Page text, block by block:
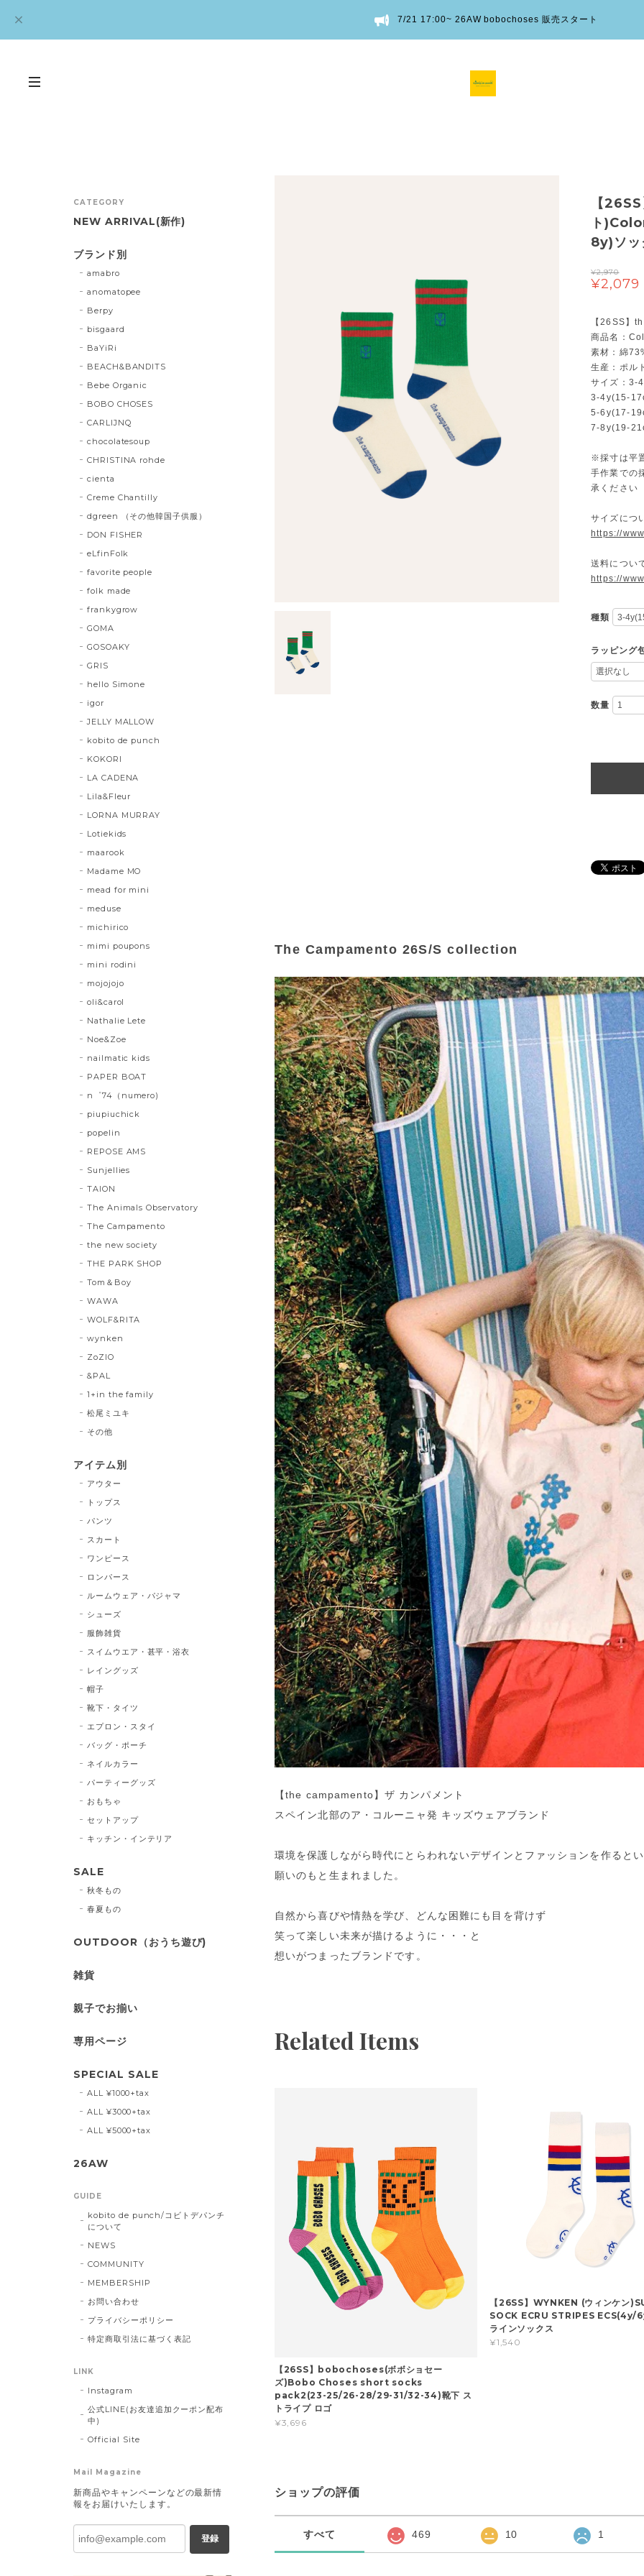
7/21 17:00~ 26AW bobochoses 販売スタート
【
ト
8y)ソッ
¥2,970
¥2,079
【26SS】
商品名：
素材：綿
生産：ポル
サイズ：3-
3-4y(15-
5-6y(17-
7-8y(19-
※採寸は平
手作業での
承ください
サイズにつ
https://
送料につい
https://
種類
ラッピング
数量
The Campamento 26S/S collection
【the campamento】ザ カンパメント
スペイン北部のア・コルーニャ発 キッズウェアブランド
環境を保護しながら時代にとらわれないデザインとファッションを作ると
願いのもと生まれました。
自然から喜びや情熱を学び、どんな困難にも目を背けず
笑って楽しい未来が描けるように・・・と
想いがつまったブランドです。
Related Items
【26SS】bobochoses(ボボショセー
ズ)Bobo Choses short socks
pack2(23-25/26-28/29-31/32-34)靴下 ス
トライプ ロゴ
¥3,696
【26SS】WYNKEN (ウィンケン
SOCK ECRU STRIPES ECS(4y/
ラインソックス
¥1,540
ショップの評価
すべて 469 10 1
CATEGORY
NEW ARRIVAL(新作)
ブランド別
amabro
anomatopee
Berpy
bisgaard
BaYiRi
BEACH&BANDITS
Bebe Organic
BOBO CHOSES
CARLIJNQ
chocolatesoup
CHRISTINA rohde
cienta
Creme Chantilly
dgreen （その他韓国子供服）
DON FISHER
eLfinFolk
favorite people
folk made
frankygrow
GOMA
GOSOAKY
GRIS
hello Simone
igor
JELLY MALLOW
kobito de punch
KOKORI
LA CADENA
Lila&Fleur
LORNA MURRAY
Lotiekids
maarook
Madame MO
mead for mini
meduse
michirico
mimi poupons
mini rodini
mojojojo
oli&carol
Nathalie Lete
Noe&Zoe
nailmatic kids
PAPER BOAT
n゜74（numero)
piupiuchick
popelin
REPOSE AMS
Sunjellies
TAION
The Animals Observatory
The Campamento
the new society
THE PARK SHOP
Tom＆Boy
WAWA
WOLF&RITA
wynken
ZoZIO
&PAL
1+in the family
松尾ミユキ
その他
アイテム別
アウター
トップス
パンツ
スカート
ワンピース
ロンパース
ルームウェア・パジャマ
シューズ
服飾雑貨
スイムウエア・甚平・浴衣
レイングッズ
帽子
靴下・タイツ
エプロン・スタイ
バッグ・ポーチ
ネイルカラー
パーティーグッズ
おもちゃ
セットアップ
キッチン・インテリア
SALE
秋冬もの
春夏もの
OUTDOOR（おうち遊び)
雑貨
親子でお揃い
専用ページ
SPECIAL SALE
ALL ¥1000+tax
ALL ¥3000+tax
ALL ¥5000+tax
26AW
GUIDE
kobito de punch/コビトデパンチ
について
NEWS
COMMUNITY
MEMBERSHIP
お問い合わせ
プライバシーポリシー
特定商取引法に基づく表記
LINK
Instagram
公式LINE(お友達追加クーポン配布
中)
Official Site
Mail Magazine
新商品やキャンペーンなどの最新情
報をお届けいたします。
登録